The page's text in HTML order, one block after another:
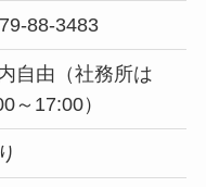
88-3483
自由（社務所は
～17:00）